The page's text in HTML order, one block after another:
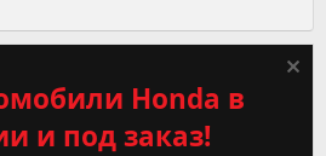
Honda в
и под заказ!